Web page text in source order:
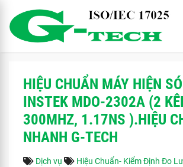
HIỆU CHUẨN MÁY HIỆN
INSTEK MDO-2302A (2
300MHZ, 1.17NS ).HIỆU
NHANH G-TECH
Dịch vụ Hiệu Chuẩn- Kiểm Định Đo